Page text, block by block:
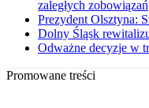
zaległych zobowiązań
Prezydent Olsztyna:
Dolny Śląsk
Odważne decyzje w
Promowane treści